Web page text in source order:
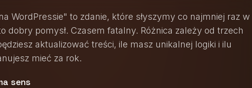
WordPressie" to zdanie, które słyszymy co najmniej raz w
dobry pomysł. Czasem fatalny. Różnica zależy od trzech
aktualizować treści, ile masz unikalnej logiki i ilu
mieć za rok.
sens